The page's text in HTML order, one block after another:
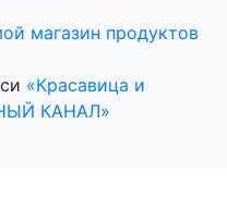
магазин продуктов
«Красавица и
КАНАЛ»